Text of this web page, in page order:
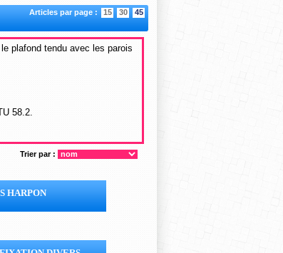
Articles par page : 45
30
15
plafond tendu avec les parois
58.2.
Trier par :
HARPON